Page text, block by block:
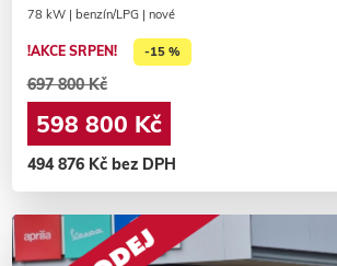
78 kW | benzín/LPG | nové
!AKCE SRPEN! -15 %
697 800 Kč
598 800 Kč
494 876 Kč bez DPH